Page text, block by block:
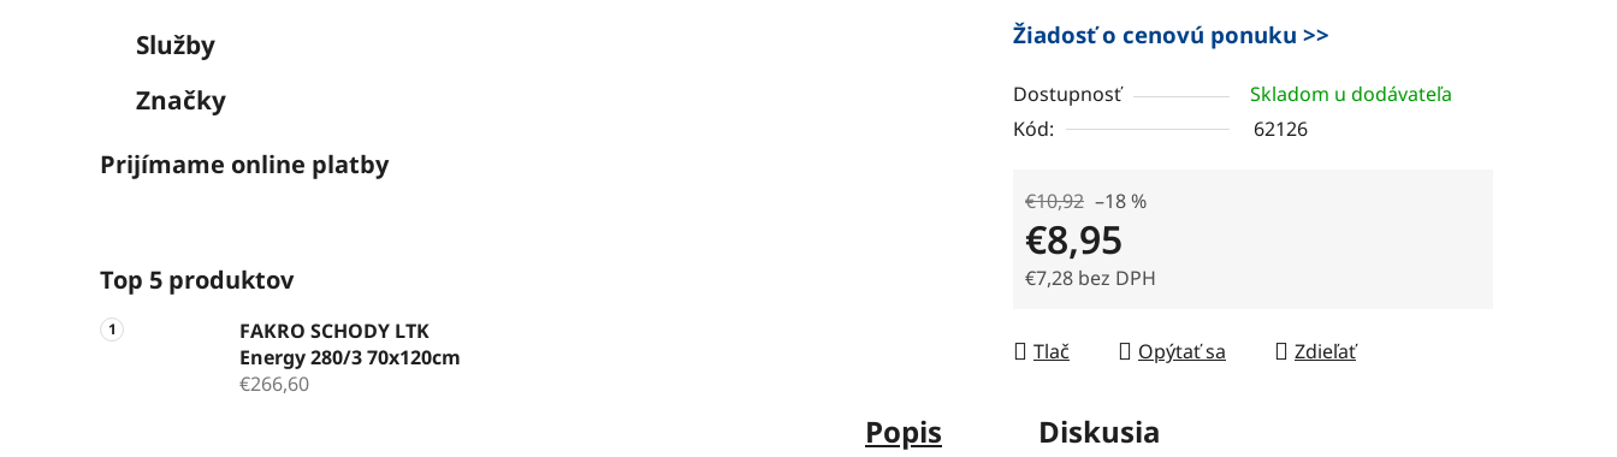
Služby
Značky
Prijímame online platby
Top 5 produktov
FAKRO SCHODY LTK
Energy 280/3 70x120cm
€266,60
Žiadosť o cenovú ponuku >>
Dostupnosť
Skladom u dodávateľa
Kód:
62126
€10,92 –18 %
€8,95
€7,28 bez DPH
Tlač
Opýtať sa Zdieľať
Popis Diskusia